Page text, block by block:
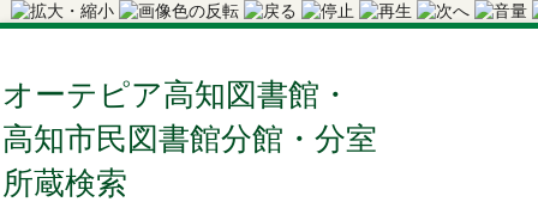
オーテピア高知図書館・
高知市民図書館分館・分室
所蔵検索